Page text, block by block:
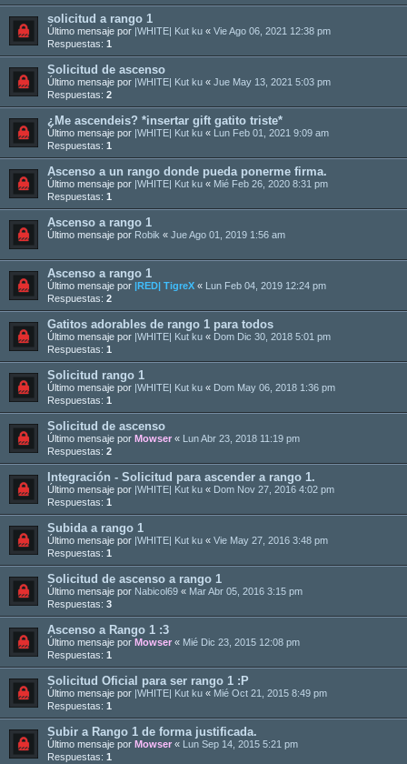
solicitud a rango 1
Último mensaje por |WHITE| Kut ku « Vie Ago 06, 2021 12:38 pm
Respuestas: 1
Solicitud de ascenso
Último mensaje por |WHITE| Kut ku « Jue May 13, 2021 5:03 pm
Respuestas: 2
¿Me ascendeis? *insertar gift gatito triste*
Último mensaje por |WHITE| Kut ku « Lun Feb 01, 2021 9:09 am
Respuestas: 1
Ascenso a un rango donde pueda ponerme firma.
Último mensaje por |WHITE| Kut ku « Mié Feb 26, 2020 8:31 pm
Respuestas: 1
Ascenso a rango 1
Último mensaje por Robik « Jue Ago 01, 2019 1:56 am
Ascenso a rango 1
Último mensaje por |RED| TigreX « Lun Feb 04, 2019 12:24 pm
Respuestas: 2
Gatitos adorables de rango 1 para todos
Último mensaje por |WHITE| Kut ku « Dom Dic 30, 2018 5:01 pm
Respuestas: 1
Solicitud rango 1
Último mensaje por |WHITE| Kut ku « Dom May 06, 2018 1:36 pm
Respuestas: 1
Solicitud de ascenso
Último mensaje por Mowser « Lun Abr 23, 2018 11:19 pm
Respuestas: 2
Integración - Solicitud para ascender a rango 1.
Último mensaje por |WHITE| Kut ku « Dom Nov 27, 2016 4:02 pm
Respuestas: 1
Subida a rango 1
Último mensaje por |WHITE| Kut ku « Vie May 27, 2016 3:48 pm
Respuestas: 1
Solicitud de ascenso a rango 1
Último mensaje por Nabicol69 « Mar Abr 05, 2016 3:15 pm
Respuestas: 3
Ascenso a Rango 1 :3
Último mensaje por Mowser « Mié Dic 23, 2015 12:08 pm
Respuestas: 1
Solicitud Oficial para ser rango 1 :P
Último mensaje por |WHITE| Kut ku « Mié Oct 21, 2015 8:49 pm
Respuestas: 1
Subir a Rango 1 de forma justificada.
Último mensaje por Mowser « Lun Sep 14, 2015 5:21 pm
Respuestas: 1